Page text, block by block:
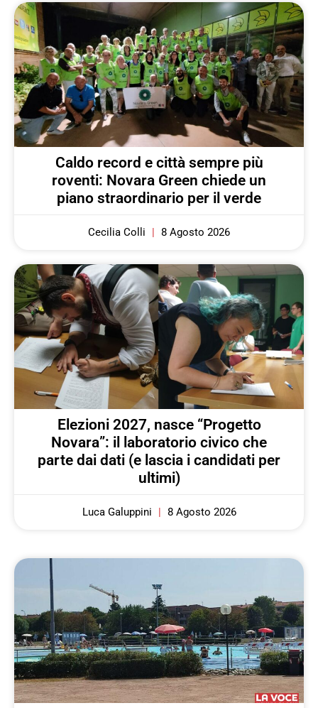
Caldo record e città sempre più
roventi: Novara Green chiede un
piano straordinario per il verde
Cecilia Colli 8 Agosto 2026
Elezioni 2027, nasce “Progetto
Novara”: il laboratorio civico che
parte dai dati (e lascia i candidati per
ultimi)
Luca Galuppini 8 Agosto 2026